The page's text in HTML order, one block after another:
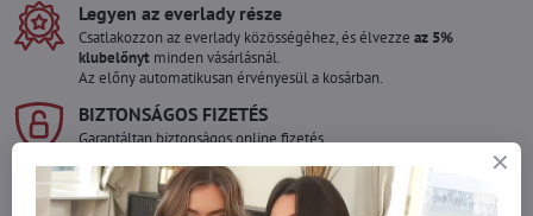
Legyen az everlady része
Csatlakozzon az everlady közösségéhez, és élvezze az 5%
klubelőnyt minden vásárlásnál.
Az előny automatikusan érvényesül a kosárban.
BIZTONSÁGOS FIZETÉS
Garantáltan biztonságos online fizetés
Szeretne több terméket rendelni mint